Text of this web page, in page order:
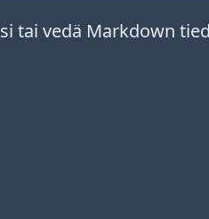
tai vedä Markdown